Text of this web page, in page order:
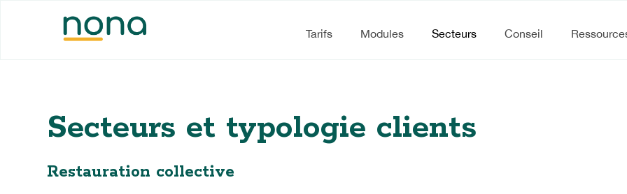
Tarifs Modules Secteurs Conseil
Secteurs et typologie clients
Restauration collective